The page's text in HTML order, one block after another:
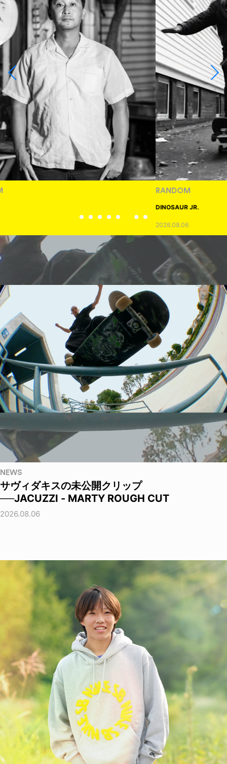
RANDOM
NEWS
サヴィダキスの未公開クリップ
──JACUZZI - MARTY ROUGH CUT
2026.08.06